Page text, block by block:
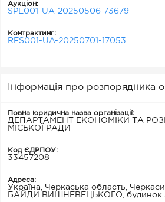
Аукціон:
SPE001-UA-20250506-73679
Контрактинг:
RES001-UA-20250701-17053
Інформація про розпорядника
Повна юридична назва організації:
ДЕПАРТАМЕНТ ЕКОНОМІКИ ТА
МІСЬКОЇ РАДИ
Код ЄДРПОУ:
33457208
Адреса:
Україна, Черкаська область,
БАЙДИ ВИШНЕВЕЦЬКОГО, будинок